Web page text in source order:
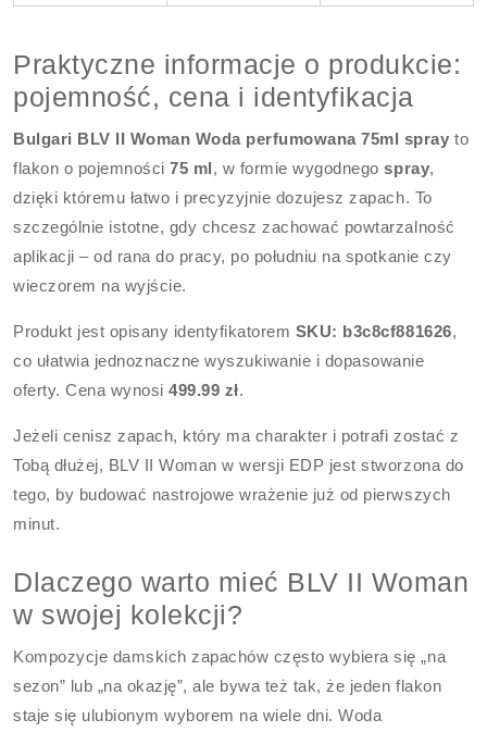
Praktyczne informacje o produkcie:
pojemność, cena i identyfikacja
Bulgari BLV II Woman Woda perfumowana 75ml spray to
flakon o pojemności75 ml, w formie wygodnegospray,
dzięki któremu łatwo i precyzyjnie dozujesz zapach. To
szczególnie istotne, gdy chcesz zachować powtarzalność
aplikacji – od rana do pracy, po południu na spotkanie czy
wieczorem na wyjście.
Produkt jest opisany identyfikatorem SKU: b3c8cf881626,
co ułatwia jednoznaczne wyszukiwanie i dopasowanie
oferty. Cena wynosi499.99 zł.
Jeżeli cenisz zapach, który ma charakter i potrafi zostać z
Tobą dłużej, BLV II Woman w wersji EDP jest stworzona do
tego, by budować nastrojowe wrażenie już od pierwszych
minut.
Dlaczego warto mieć BLV II Woman
w swojej kolekcji?
Kompozycje damskich zapachów często wybiera się „na
sezon” lub „na okazję”, ale bywa też tak, że jeden flakon
staje się ulubionym wyborem na wiele dni. Woda